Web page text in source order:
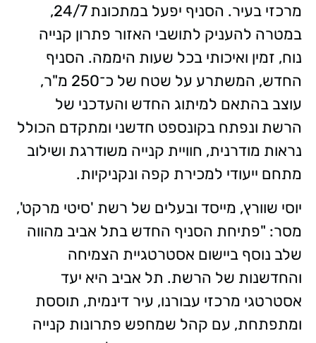
מרכזי בעיר. הסניף יפעל במתכונת 24/7,
במטרה להעניק לתושבי האזור פתרון קנייה
נוח, זמין ואיכותי בכל שעות היממה. הסניף
החדש, המשתרע על שטח של כ־250 מ"ר,
עוצב בהתאם למיתוג החדש והעדכני של
הרשת ונפתח בקונספט חדשני ומתקדם הכולל
נראות מודרנית, חוויית קנייה משודרגת ושילוב
מתחם ייעודי למכירת קפה ונקניקיות.
יוסי שוורץ, מייסד ובעלים של רשת 'סיטי מרקט',
מסר: "פתיחת הסניף החדש בתל אביב מהווה
שלב נוסף ביישום אסטרטגיית הצמיחה
והחדשנות של הרשת. תל אביב היא יעד
אסטרטגי מרכזי עבורנו, עיר דינמית, תוססת
ומתפתחת, עם קהל שמחפש פתרונות קנייה